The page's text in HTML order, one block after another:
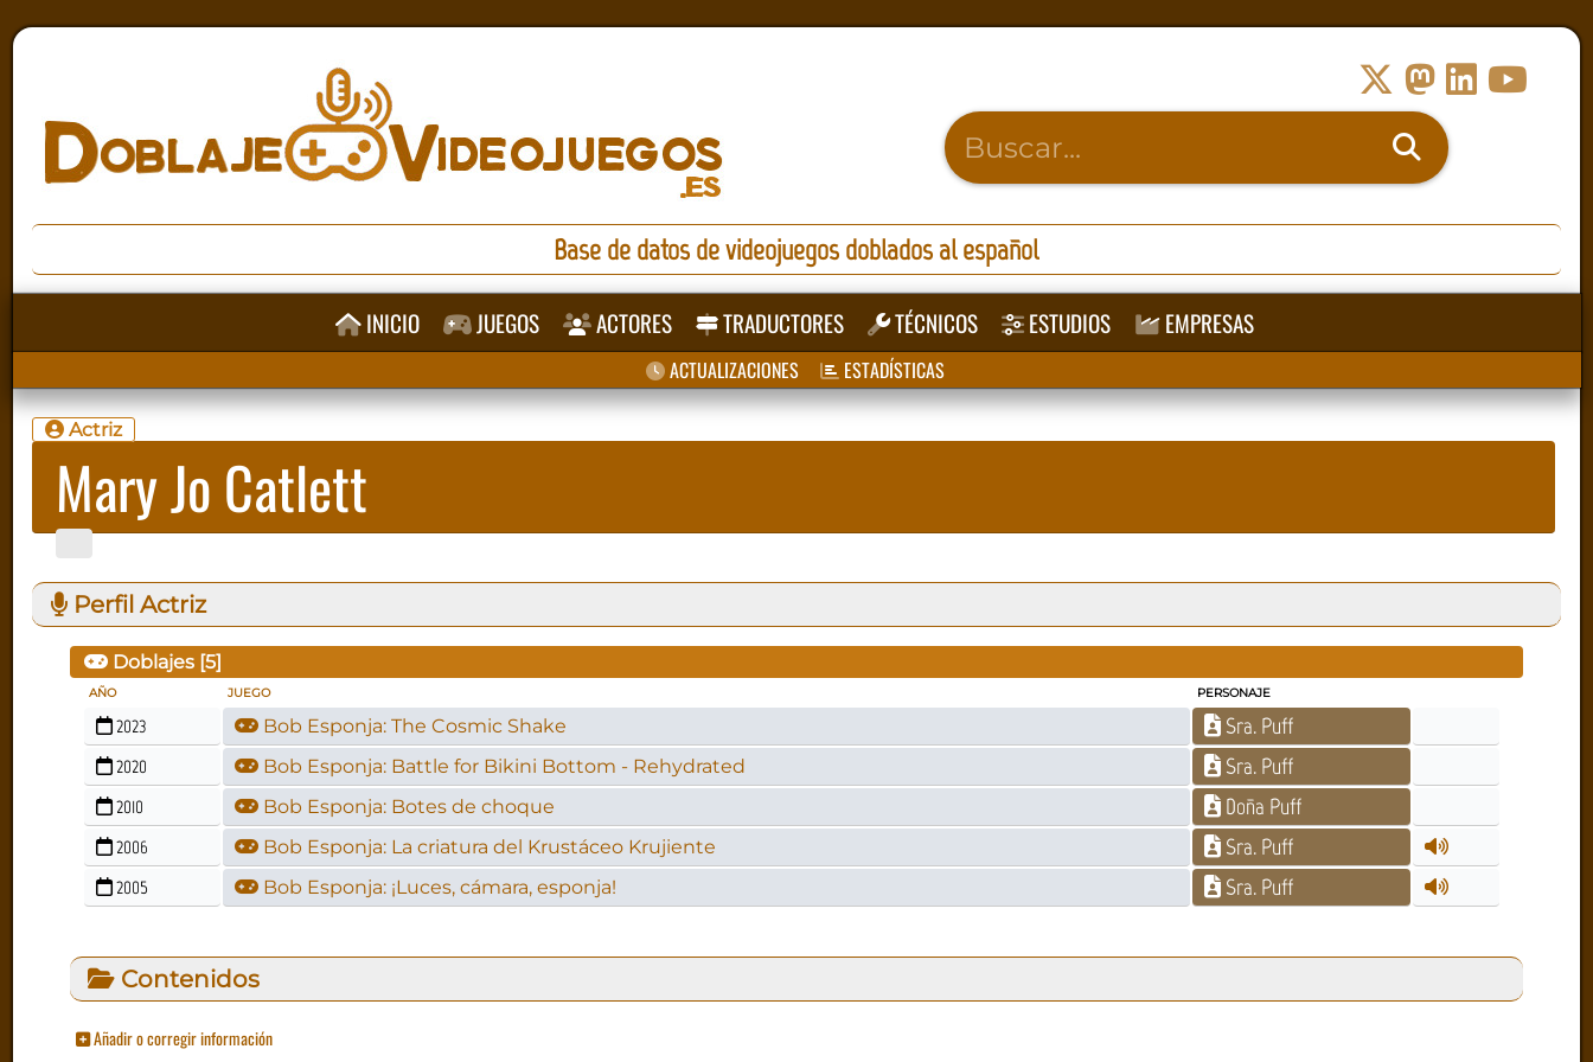
Base de datos de videojuegos doblados al español
INICIO JUEGOS ACTORES TRADUCTORES TÉCNICOS ESTUDIOS EMPRESAS
ACTUALIZACIONES ESTADÍSTICAS
Actriz
Mary Jo Catlett
Perfil Actriz
Doblajes [5]
AÑO JUEGO PERSONAJE
2023 Bob Esponja: The Cosmic Shake Sra. Puff
2020 Bob Esponja: Battle for Bikini Bottom - Rehydrated Sra. Puff
2010 Bob Esponja: Botes de choque Doña Puff
2006 Bob Esponja: La criatura del Krustáceo Krujiente Sra. Puff
2005 Bob Esponja: ¡Luces, cámara, esponja! Sra. Puff
Contenidos
Añadir o corregir información